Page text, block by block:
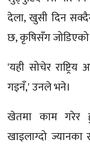
देला, खुसी दिन
छ, कृषिसँग
'यही सोचेर
गइनँ,' उनले भने।
खेतमा काम गरेर
खाइलाग्दो